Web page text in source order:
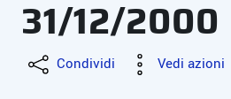
31/12/2000
Condividi Vedi azioni